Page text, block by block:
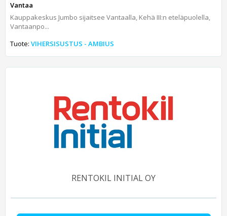
Vantaa
Kauppakeskus Jumbo sijaitsee Vantaalla, Kehä III:n eteläpuolella,
Vantaanpo...
Tuote: VIHERSISUSTUS - AMBIUS
RENTOKIL INITIAL OY